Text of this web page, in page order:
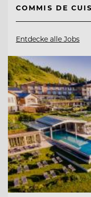
COMMIS DE
Entdecke alle Jobs